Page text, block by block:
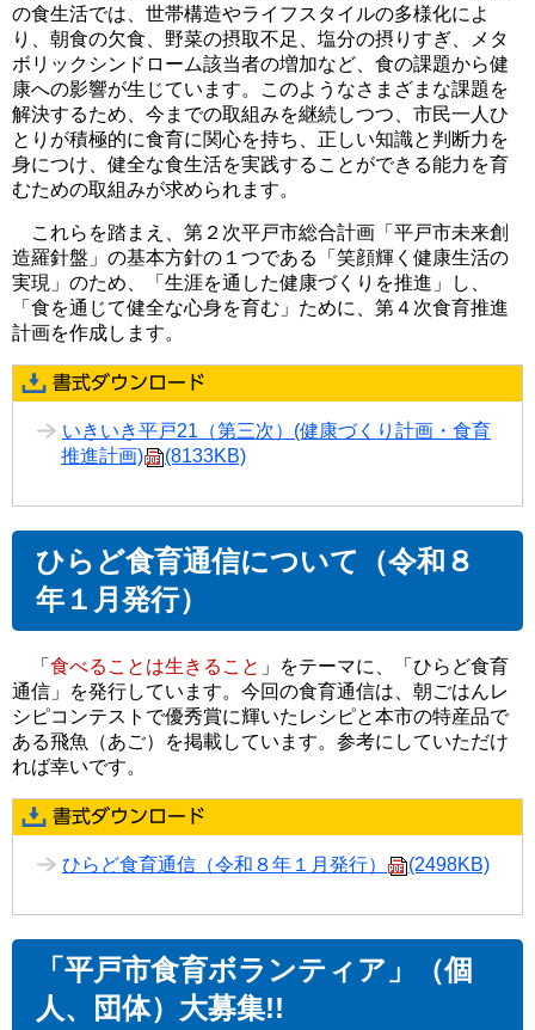
の食生活では、世帯構造やライフスタイルの多様化によ
り、朝食の欠食、野菜の摂取不足、塩分の摂りすぎ、メタ
ボリックシンドローム該当者の増加など、食の課題から健
康への影響が生じています。このようなさまざまな課題を
解決するため、今までの取組みを継続しつつ、市民一人ひ
とりが積極的に食育に関心を持ち、正しい知識と判断力を
身につけ、健全な食生活を実践することができる能力を育
むための取組みが求められます。
これらを踏まえ、第２次平戸市総合計画「平戸市未来創
造羅針盤」の基本方針の１つである「笑顔輝く健康生活の
実現」のため、「生涯を通した健康づくりを推進」し、
「食を通じて健全な心身を育む」ために、第４次食育推進
計画を作成します。
いきいき平戸21（第三次） (健康づくり計画・食育
推進計画)
(8133KB)
ひらど食育通信について（令和８
年１月発行）
「 食べることは生きること 」をテーマに、「ひらど食育
通信」を発行しています。今回の食育通信は、朝ごはんレ
シピコンテストで優秀賞に輝いたレシピと本市の特産品で
ある飛魚（あご）を掲載しています。参考にしていただけ
れば幸いです。
ひらど食育通信（令和８年１月発行） (2498KB)
「平戸市食育ボランティア」（個
人、団体）大募集!!